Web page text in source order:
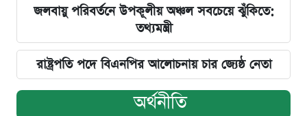
জলবায়ু পরিবর্তনে উপকূলীয় অঞ্চল সবচেয়ে ঝুঁকিতে:
তথ্যমন্ত্রী
রাষ্ট্রপতি পদে বিএনপির আলোচনায় চার জ্যেষ্ঠ নেতা
অর্থনীতি